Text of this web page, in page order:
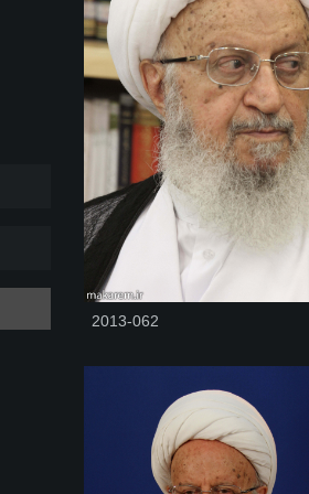
2013-062